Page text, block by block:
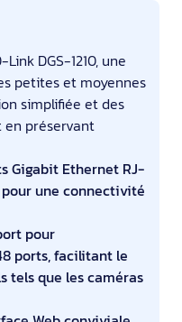
DGS-1210, une
petites et moyennes
simplifiée et des
préservant
Gigabit Ethernet RJ-
pour une connectivité
pour
ports, facilitant le
tels que les caméras